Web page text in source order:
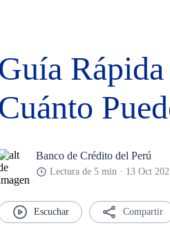
Guía
Cuánto
Banco de Crédito del Perú
Lectura de 5 min · 13 Oct
Compartir